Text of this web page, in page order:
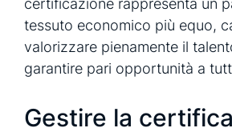
certificazione rappresenta un
tessuto economico più equo,
valorizzare pienamente il
garantire pari opportunità a
Gestire la